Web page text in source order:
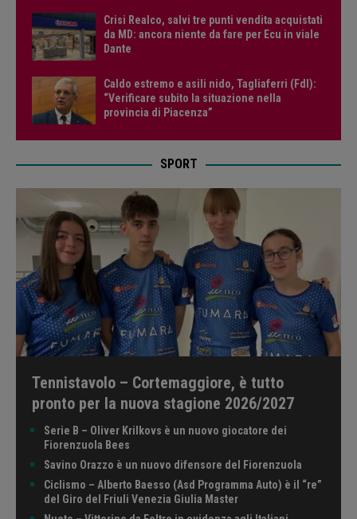
Crisi Realco, salvi tre punti vendita acquistati
da MD: ancora niente da fare per Ecu in viale
Dante
Caldo estremo e asili nido, Tagliaferri (FdI):
“Verificare subito la situazione nella
provincia di Piacenza”
SPORT
Tennistavolo – Cortemaggiore, è tutto
pronto per la nuova stagione 2026/2027
Serie B – Oliver Krilkovs è un nuovo giocatore dei
Fiorenzuola Bees
Savino Orazzo è un nuovo difensore del Fiorenzuola
Ciclismo – Alberto Baesso (Asd Programma Auto) è il “re”
del Giro del Friuli Venezia Giulia Master